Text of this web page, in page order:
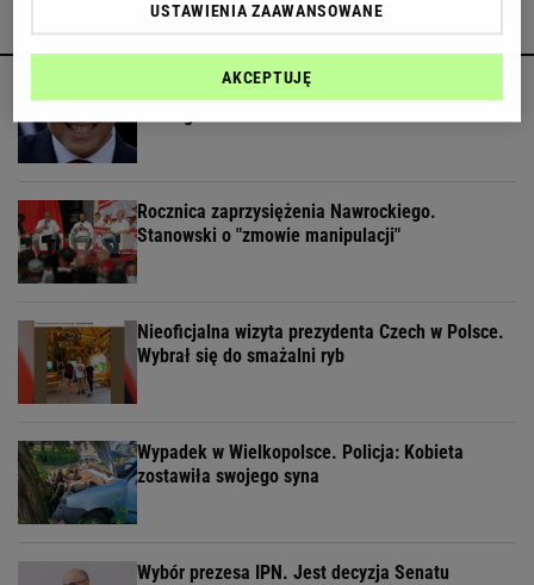
POLECAMY
Na wciśnięcie guzika posłowie PiS zrobią
Rocznica zaprzysiężenia Nawrockiego.
Stanowski o "zmowie manipulacji"
Nieoficjalna wizyta prezydenta Czech w Polsce.
Wybrał się do smażalni ryb
Wypadek w Wielkopolsce. Policja: Kobieta
zostawiła swojego syna
Wybór prezesa IPN. Jest decyzja Senatu
USTAWIENIA ZAAWANSOWANE
AKCEPTUJĘ